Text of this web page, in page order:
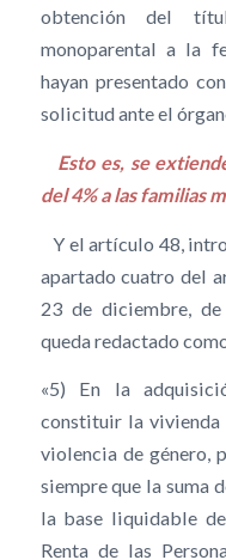
obtención del
monoparental a la
hayan presentado
solicitud ante el
Esto es, se
del 4% a las familias
Y el artículo 48,
apartado cuatro del
23 de diciembre,
queda redactado
«5) En la
constituir la vivienda
violencia de género,
siempre que la suma
la base liquidable
Renta de las